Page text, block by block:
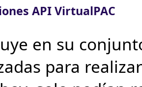
API VirtualPAC
en su
para